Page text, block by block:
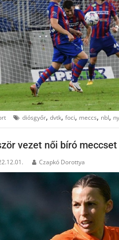
diósgyőr, dvtk, foci, meccs, nbI,
vezet női bíró
Czapkó Dorottya